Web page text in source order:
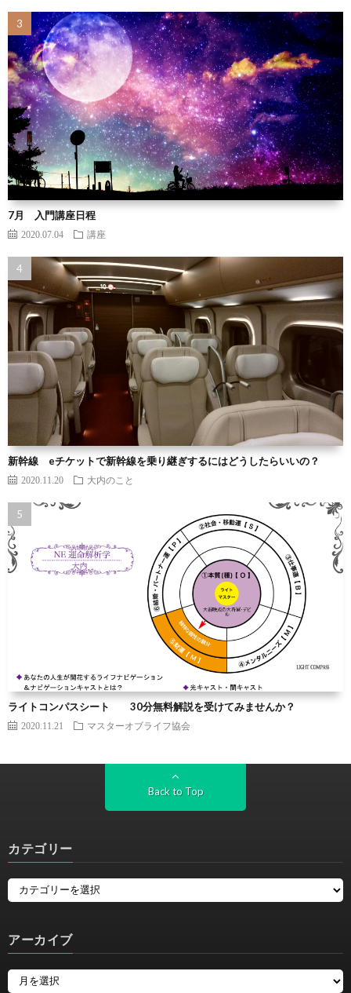
7月 入門講座日程
2020.07.04 講座
新幹線 eチケットで新幹線を乗り継ぎするにはどうしたらいいの？
2020.11.20 大内のこと
ライトコンパスシート 30分無料解説を受けてみませんか？
2020.11.21 マスターオブライフ協会
Back to Top
カテゴリー
アーカイブ